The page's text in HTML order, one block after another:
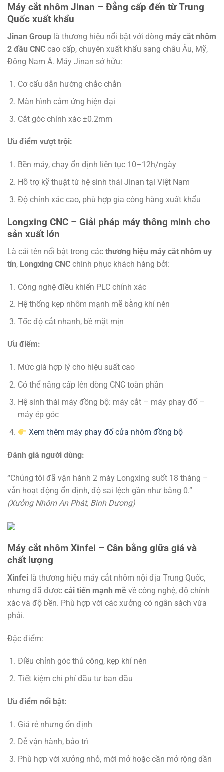
Máy cắt nhôm Jinan – Đẳng cấp đến từ Trung
Quốc xuất khẩu
Jinan Group là thương hiệu nổi bật với dòng máy cắt nhôm
2 đầu CNC cao cấp, chuyên xuất khẩu sang châu Âu, Mỹ,
Đông Nam Á. Máy Jinan sở hữu:
Cơ cấu dẫn hướng chắc chắn
Màn hình cảm ứng hiện đại
Cắt góc chính xác ±0.2mm
Ưu điểm vượt trội:
Bền máy, chạy ổn định liên tục 10–12h/ngày
Hỗ trợ kỹ thuật từ hệ sinh thái Jinan tại Việt Nam
Độ chính xác cao, phù hợp gia công hàng xuất khẩu
Longxing CNC – Giải pháp máy thông minh cho
sản xuất lớn
Là cái tên nổi bật trong các thương hiệu máy cắt nhôm uy
tín, Longxing CNC chinh phục khách hàng bởi:
Công nghệ điều khiển PLC chính xác
Hệ thống kẹp nhôm mạnh mẽ bằng khí nén
Tốc độ cắt nhanh, bề mặt mịn
Ưu điểm:
Mức giá hợp lý cho hiệu suất cao
Có thể nâng cấp lên dòng CNC toàn phần
Hệ sinh thái máy đồng bộ: máy cắt – máy phay đố –
máy ép góc
Xem thêm máy phay đố cửa nhôm đồng bộ
Đánh giá người dùng:
“Chúng tôi đã vận hành 2 máy Longxing suốt 18 tháng –
vẫn hoạt động ổn định, độ sai lệch gần như bằng 0.”
(Xưởng Nhôm An Phát, Bình Dương)
Máy cắt nhôm Xinfei – Cân bằng giữa giá và
chất lượng
Xinfei là thương hiệu máy cắt nhôm nội địa Trung Quốc,
nhưng đã được cải tiến mạnh mẽ về công nghệ, độ chính
xác và độ bền. Phù hợp với các xưởng có ngân sách vừa
phải.
Đặc điểm:
Điều chỉnh góc thủ công, kẹp khí nén
Tiết kiệm chi phí đầu tư ban đầu
Ưu điểm nổi bật:
Giá rẻ nhưng ổn định
Dễ vận hành, bảo trì
Phù hợp với xưởng nhỏ, mới mở hoặc cần mở rộng dần